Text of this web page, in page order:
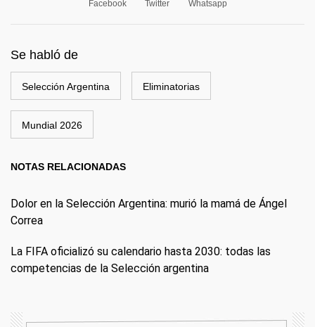
Facebook Twitter Whatsapp
Se habló de
Selección Argentina Eliminatorias
Mundial 2026
NOTAS RELACIONADAS
Dolor en la Selección Argentina: murió la mamá de Ángel
Correa
La FIFA oficializó su calendario hasta 2030: todas las
competencias de la Selección argentina